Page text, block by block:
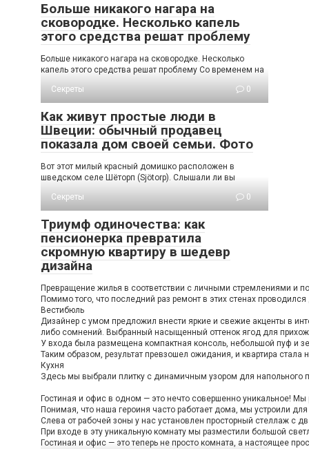
Больше никакого нагара на
сковородке. Несколько капель
этого средства решат проблему
Больше никакого нагара на сковородке. Несколько
капель этого средства решат проблему Со временем на
Секреты
0
Как живут простые люди в
Швеции: обычный продавец
показала дом своей семьи. Фото
Вот этот милый красный домишко расположен в
шведском селе Шёторп (Sjötorp). Слышали ли вы
Секреты
0
Триумф одиночества: как
пенсионерка превратила
скромную квартиру в шедевр
дизайна
Превращение жилья в соответствии с личными стремлениями и
Помимо того, что последний раз ремонт в этих стенах
Вестибюль
Дизайнер с умом предложил внести яркие и свежие акценты в
либо сомнений. Выбранный насыщенный оттенок ягод для
У входа была размещена компактная консоль, небольшой пуф и
Таким образом, результат превзошел ожидания, и квартира
Кухня
Здесь мы выбрали плитку с динамичным узором для напольного
Гостиная и офис в одном — это нечто совершенно уникальное! Мы
Понимая, что наша героиня часто работает дома, мы устроили
Слева от рабочей зоны у нас установлен просторный стеллаж с
При входе в эту уникальную комнату мы разместили большой
Гостиная и офис — это теперь не просто комната, а настоящее